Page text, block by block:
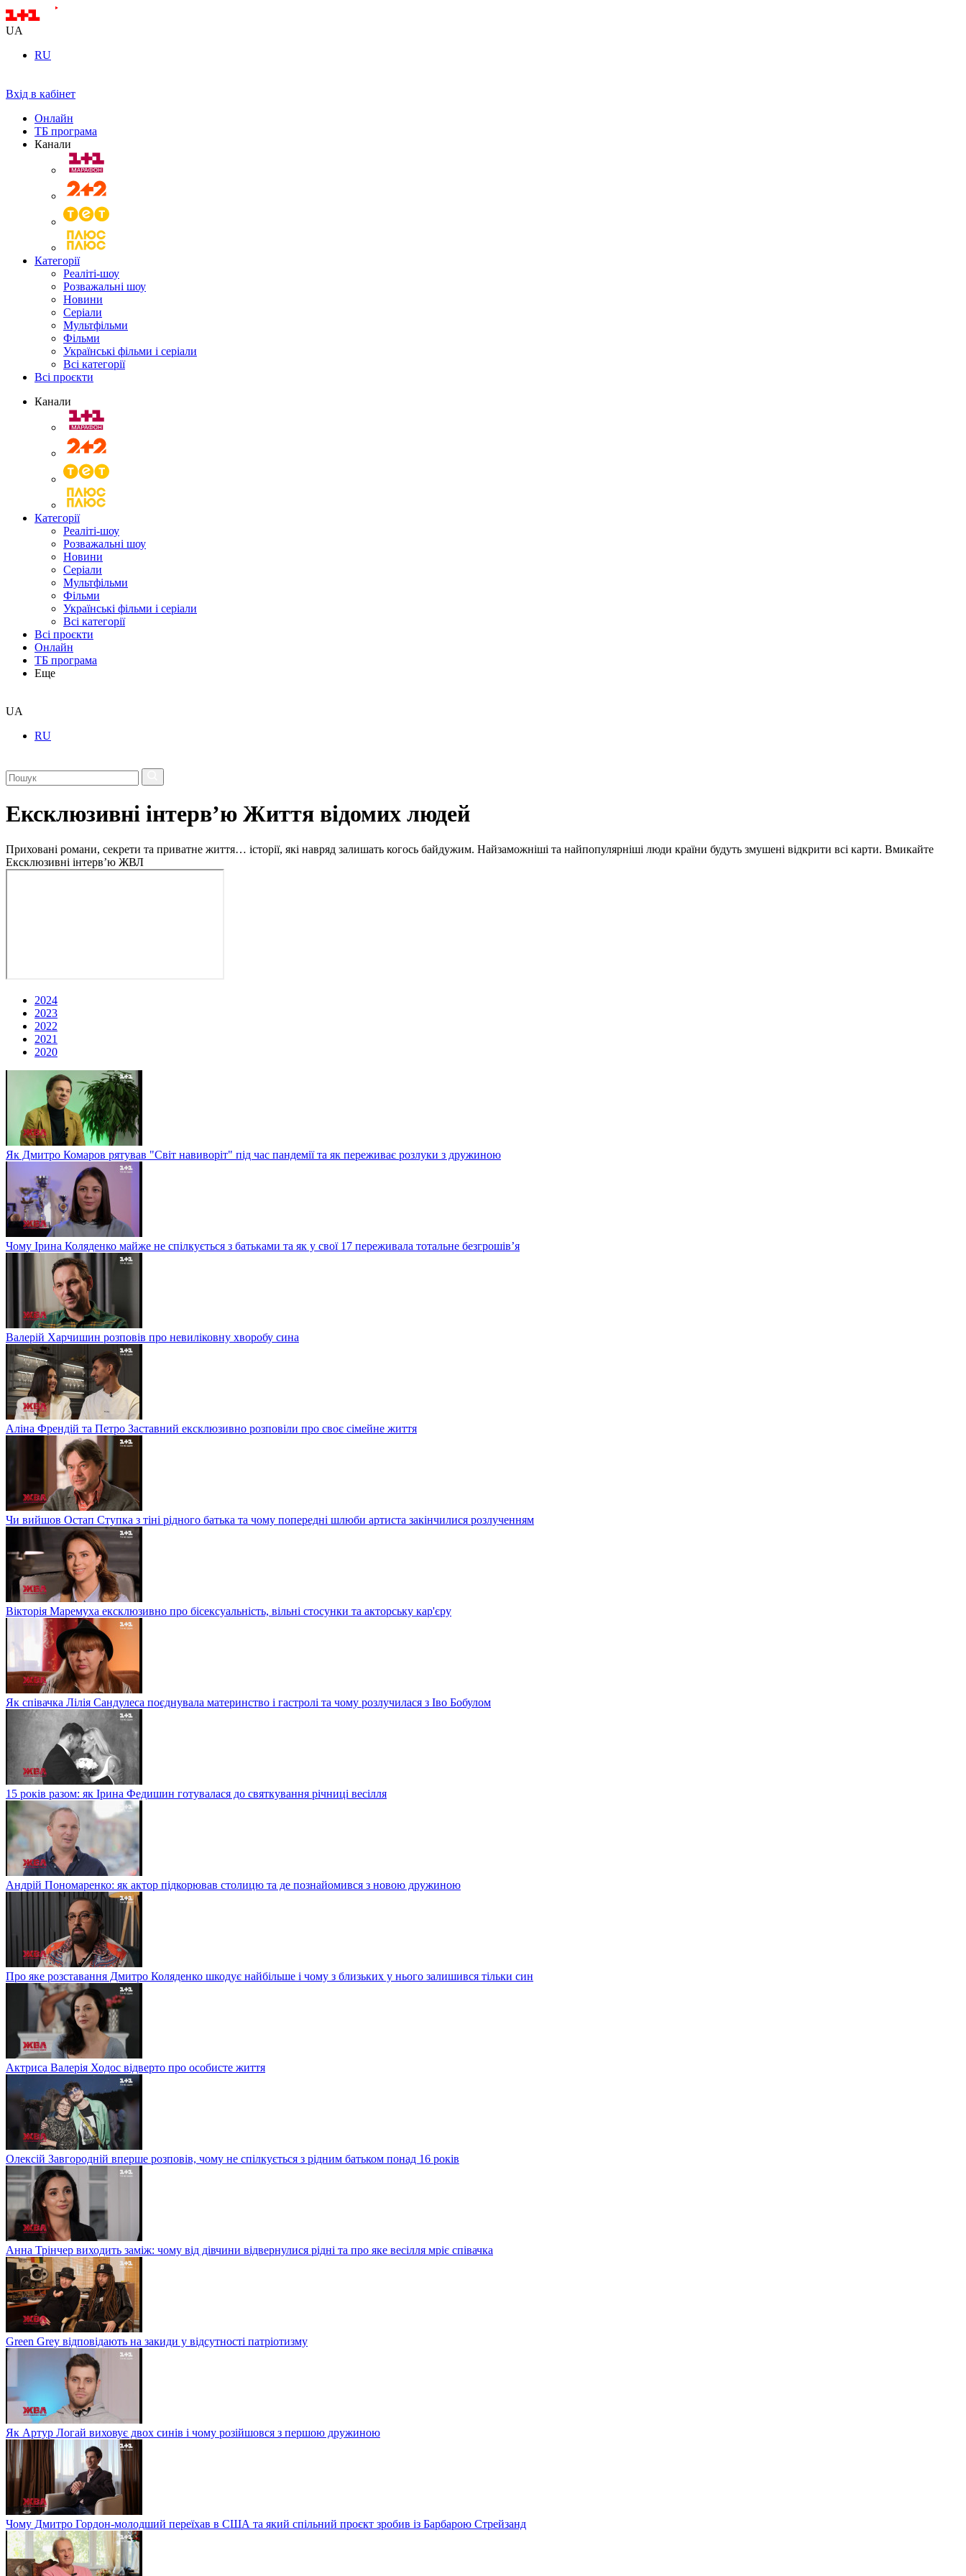
UA
RU
Вхід в кабінет
Онлайн
ТБ програма
Канали
Категорії
Реаліті-шоу
Розважальні шоу
Новини
Серіали
Мультфільми
Фільми
Українські фільми і серіали
Всі категорії
Всі проєкти
Канали
Категорії
Реаліті-шоу
Розважальні шоу
Новини
Серіали
Мультфільми
Фільми
Українські фільми і серіали
Всі категорії
Всі проєкти
Онлайн
ТБ програма
Еще
UA
RU
Ексклюзивні інтерв’ю Життя відомих людей
Приховані романи, секрети та приватне життя… історії, які навряд залишать когось байдужим. Найзаможніші та найпопулярніші люди країни будуть змушені відкрити всі карти. Вмикайте
Ексклюзивні інтерв’ю ЖВЛ
2024
2023
2022
2021
2020
Як Дмитро Комаров рятував "Світ навиворіт" під час пандемії та як переживає розлуки з дружиною
Чому Ірина Коляденко майже не спілкується з батьками та як у свої 17 переживала тотальне безгрошів’я
Валерій Харчишин розповів про невиліковну хворобу сина
Аліна Френдій та Петро Заставний ексклюзивно розповіли про своє сімейне життя
Чи вийшов Остап Ступка з тіні рідного батька та чому попередні шлюби артиста закінчилися розлученням
Вікторія Маремуха ексклюзивно про бісексуальність, вільні стосунки та акторську кар'єру
Як співачка Лілія Сандулеса поєднувала материнство і гастролі та чому розлучилася з Іво Бобулом
15 років разом: як Ірина Федишин готувалася до святкування річниці весілля
Андрій Пономаренко: як актор підкорював столицю та де познайомився з новою дружиною
Про яке розставання Дмитро Коляденко шкодує найбільше і чому з близьких у нього залишився тільки син
Актриса Валерія Ходос відверто про особисте життя
Олексій Завгородній вперше розповів, чому не спілкується з рідним батьком понад 16 років
Анна Трінчер виходить заміж: чому від дівчини відвернулися рідні та про яке весілля мріє співачка
Green Grey відповідають на закиди у відсутності патріотизму
Як Артур Логай виховує двох синів і чому розійшовся з першою дружиною
Чому Дмитро Гордон-молодший переїхав в США та який спільний проєкт зробив із Барбарою Стрейзанд